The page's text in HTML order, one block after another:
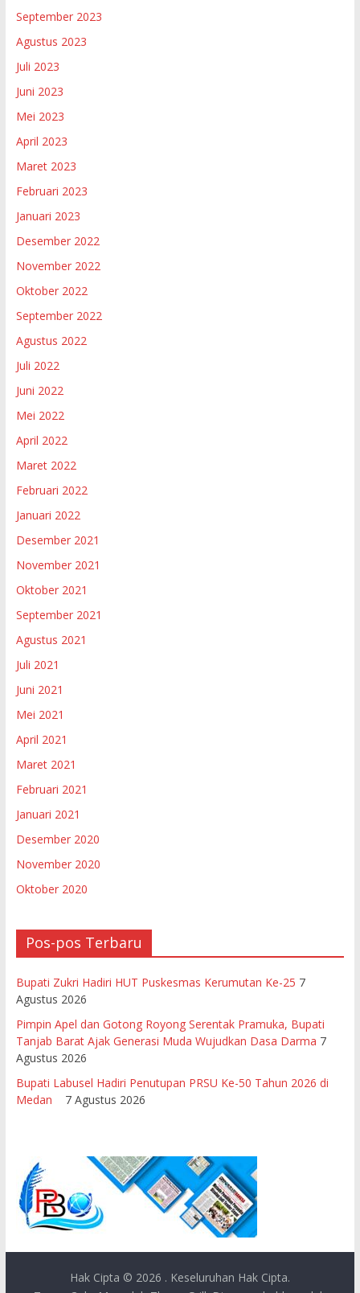
September 2023
Agustus 2023
Juli 2023
Juni 2023
Mei 2023
April 2023
Maret 2023
Februari 2023
Januari 2023
Desember 2022
November 2022
Oktober 2022
September 2022
Agustus 2022
Juli 2022
Juni 2022
Mei 2022
April 2022
Maret 2022
Februari 2022
Januari 2022
Desember 2021
November 2021
Oktober 2021
September 2021
Agustus 2021
Juli 2021
Juni 2021
Mei 2021
April 2021
Maret 2021
Februari 2021
Januari 2021
Desember 2020
November 2020
Oktober 2020
Pos-pos Terbaru
Bupati Zukri Hadiri HUT Puskesmas Kerumutan Ke-25 7
Agustus 2026
Pimpin Apel dan Gotong Royong Serentak Pramuka, Bupati
Tanjab Barat Ajak Generasi Muda Wujudkan Dasa Darma 7
Agustus 2026
Bupati Labusel Hadiri Penutupan PRSU Ke-50 Tahun 2026 di
Medan
7 Agustus 2026
Hak Cipta © 2026 . Keseluruhan Hak Cipta.